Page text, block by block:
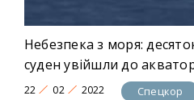
Небезпека з моря:
суден увійшли до
22 02 2022 Спецкор